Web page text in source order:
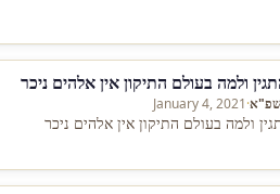
·
January 4, 2021